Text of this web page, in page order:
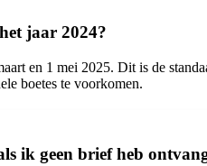
jaar 2024?
en 1 mei 2025. Dit is de
boetes te voorkomen.
ik geen brief heb